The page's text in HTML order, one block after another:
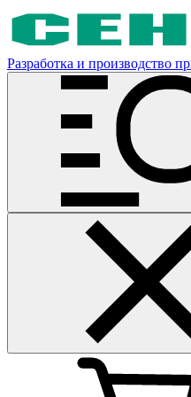
Разработка и производство